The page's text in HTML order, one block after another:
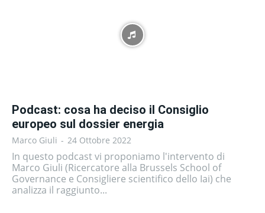
Podcast: cosa ha deciso il Consiglio
europeo sul dossier energia
Marco Giuli - 24 Ottobre 2022
In questo podcast vi proponiamo l'intervento di
Marco Giuli (Ricercatore alla Brussels School of
Governance e Consigliere scientifico dello Iai) che
analizza il raggiunto...